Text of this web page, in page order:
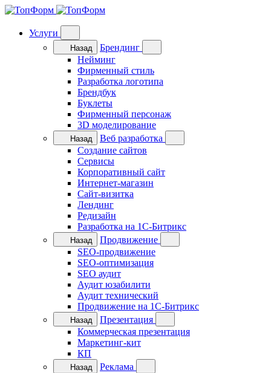
Услуги
Назад
Брендинг
Нейминг
Фирменный стиль
Разработка логотипа
Брендбук
Буклеты
Фирменный персонаж
3D моделирование
Назад
Веб разработка
Cоздание сайтов
Сервисы
Корпоративный сайт
Интернет-магазин
Cайт-визитка
Лендинг
Редизайн
Разработка на 1C-Битрикс
Назад
Продвижение
SEO-продвижение
SEO-оптимизация
SEO аудит
Аудит юзабилити
Аудит технический
Продвижение на 1C-Битрикс
Назад
Презентация
Коммерческая презентация
Маркетинг-кит
КП
Назад
Реклама